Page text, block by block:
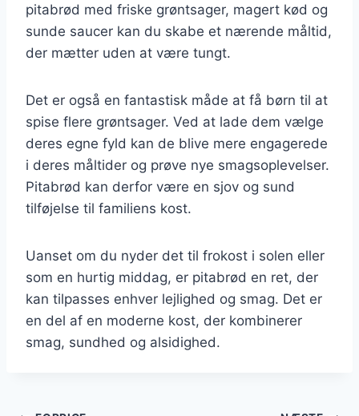
pitabrød med friske grøntsager, magert kød og
sunde saucer kan du skabe et nærende måltid,
der mætter uden at være tungt.
Det er også en fantastisk måde at få børn til at
spise flere grøntsager. Ved at lade dem vælge
deres egne fyld kan de blive mere engagerede
i deres måltider og prøve nye smagsoplevelser.
Pitabrød kan derfor være en sjov og sund
tilføjelse til familiens kost.
Uanset om du nyder det til frokost i solen eller
som en hurtig middag, er pitabrød en ret, der
kan tilpasses enhver lejlighed og smag. Det er
en del af en moderne kost, der kombinerer
smag, sundhed og alsidighed.